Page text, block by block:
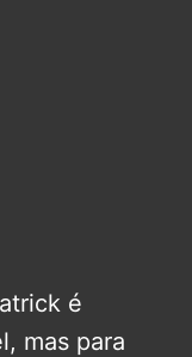
é
mas para